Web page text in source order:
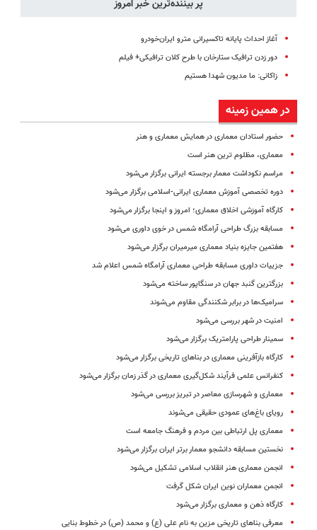
پر بیننده‌ترین خبر امروز
آغاز احداث پایانه تاکسیرانی مترو ایران‌خودرو
دور زدن ترافیک ستارخان با طرح کلان ترافیکی+ فیلم
زاکانی: ما مدیون شهدا هستیم
در همین زمینه
حضور استادان معماری در همایش معماری و هنر
معماری، مظلوم ترین هنر است
مراسم نکوداشت معمار برجسته ایرانی برگزار می‌شود
دوره تخصصی آموزش معماری ایرانی-اسلامی برگزار می‌شود
کارگاه آموزشی اخلاق معماری؛ امروز و اینجا برگزار می‌شود
مسابقه‌ بزرگ طراحی آرامگاه شمس در خوی داوری می‌شود
هفتمین جایزه بنیاد معماری میرمیران برگزار می‌شود
جزییات داوری مسابقه‌ طراحی معماری آرامگاه شمس اعلام شد
بزرگترین گنبد جهان در سنگاپور ساخته می‌شود
سرامیک‌ها در برابر شکنندگی مقاوم می‌شوند
امنیت در شهر بررسی می‌شود
سمینار طراحی پارامتریک برگزار می‌شود
کارگاه بازآفرینی معماری در بناهای تاریخی برگزار می‌شود
کنفرانس علمی فرآیند شکل‌گیری معماری در گذر زمان برگزار می‌شود
معماری و شهرسازی معاصر در تبریز بررسی می‌شود
رویای باغ‌های عمودی حقیقی می‌شوند
معماری پل ارتباطی بین مردم و فرهنگ جامعه است
نخستین مسابقه دانشجو معمار برتر ایران برگزار می‌شود
انجمن معماری هنر انقلاب اسلامی تشکیل می‌شود
انجمن معماران نوین ایران شکل گرفت
کارگاه ذهن و معماری برگزار می‌شود
معرفی بناهای تاریخی مزین به نام علی (ع) و محمد (ص) در خطوط بنایی